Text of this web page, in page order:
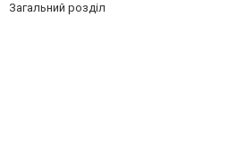
Загальний розділ